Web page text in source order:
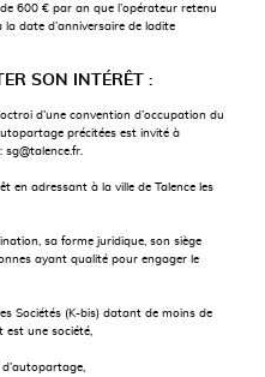
600 € par an que l’opérateur retenu
date d’anniversaire de ladite
SON INTÉRÊT :
d’une convention d’occupation du
précitées est invité à
en adressant à la ville de Talence les
sa forme juridique, son siège
ayant qualité pour engager le
Sociétés (K-bis) datant de moins de
est une société,